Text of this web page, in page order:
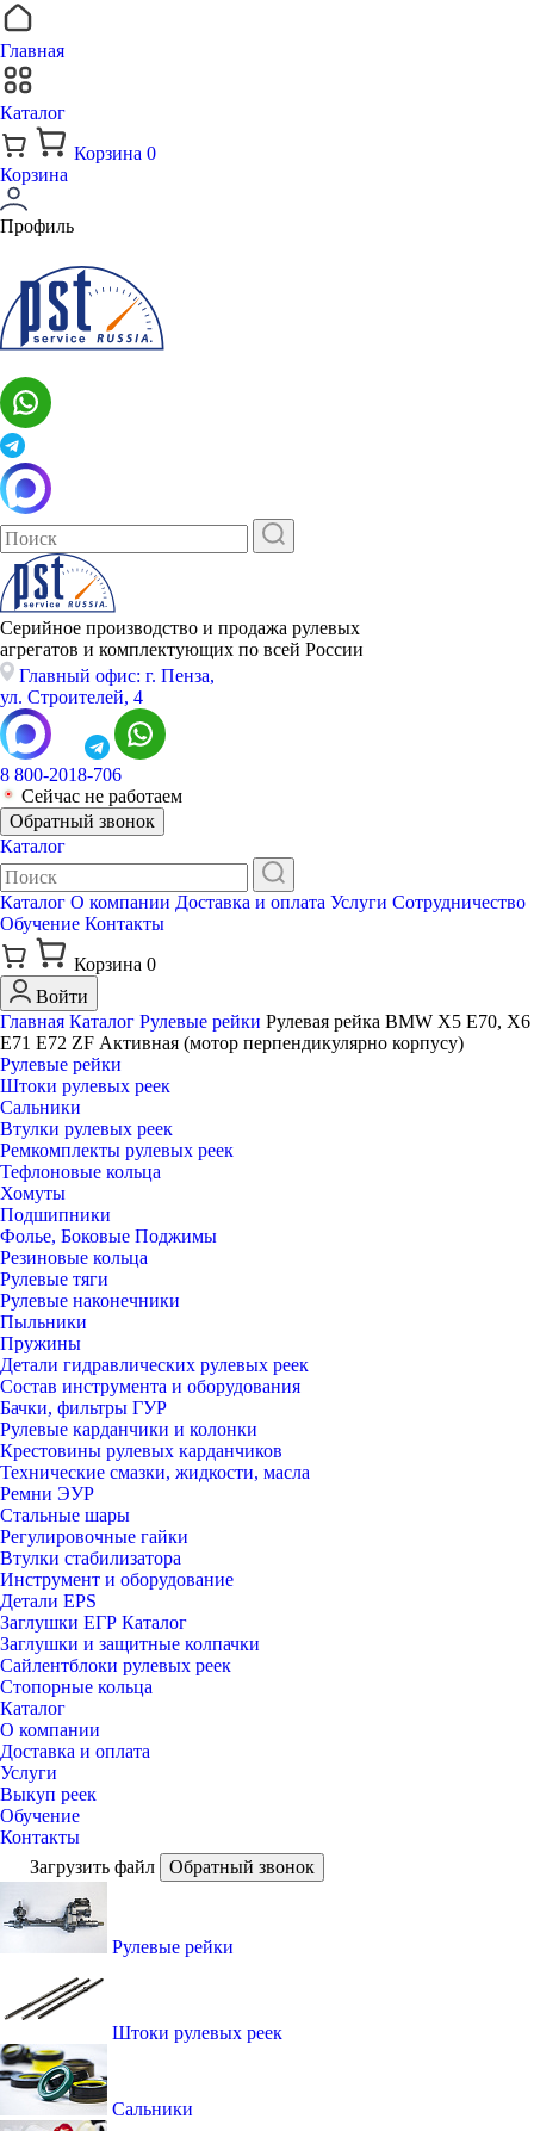
Главная
Каталог
Корзина 0
Корзина
Профиль
Серийное производство и продажа рулевых
агрегатов и комплектующих по всей России
Главный офис: г. Пенза,
ул. Строителей, 4
8 800-2018-706
Сейчас не работаем
Обратный звонок
Каталог
Каталог О компании Доставка и оплата Услуги Сотрудничество
Обучение Контакты
Корзина 0
Войти
Главная Каталог Рулевые рейки Рулевая рейка BMW X5 E70, X6
E71 E72 ZF Активная (мотор перпендикулярно корпусу)
Рулевые рейки
Штоки рулевых реек
Сальники
Втулки рулевых реек
Ремкомплекты рулевых реек
Тефлоновые кольца
Хомуты
Подшипники
Фолье, Боковые Поджимы
Резиновые кольца
Рулевые тяги
Рулевые наконечники
Пыльники
Пружины
Детали гидравлических рулевых реек
Состав инструмента и оборудования
Бачки, фильтры ГУР
Рулевые карданчики и колонки
Крестовины рулевых карданчиков
Технические смазки, жидкости, масла
Ремни ЭУР
Стальные шары
Регулировочные гайки
Втулки стабилизатора
Инструмент и оборудование
Детали EPS
Заглушки ЕГР Каталог
Заглушки и защитные колпачки
Сайлентблоки рулевых реек
Стопорные кольца
Каталог
О компании
Доставка и оплата
Услуги
Выкуп реек
Обучение
Контакты
Загрузить файл
Обратный звонок
Рулевые рейки
Штоки рулевых реек
Сальники